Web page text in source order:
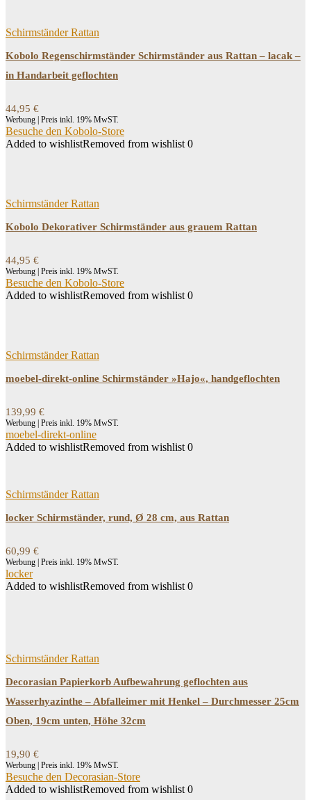
Schirmständer Rattan
Kobolo Regenschirmständer Schirmständer aus Rattan – lacak –
in Handarbeit geflochten
44,95 €
Werbung | Preis inkl. 19% MwST.
Besuche den Kobolo-Store
Added to wishlistRemoved from wishlist 0
Schirmständer Rattan
Kobolo Dekorativer Schirmständer aus grauem Rattan
44,95 €
Werbung | Preis inkl. 19% MwST.
Besuche den Kobolo-Store
Added to wishlistRemoved from wishlist 0
Schirmständer Rattan
moebel-direkt-online Schirmständer »Hajo«, handgeflochten
139,99 €
Werbung | Preis inkl. 19% MwST.
moebel-direkt-online
Added to wishlistRemoved from wishlist 0
Schirmständer Rattan
locker Schirmständer, rund, Ø 28 cm, aus Rattan
60,99 €
Werbung | Preis inkl. 19% MwST.
locker
Added to wishlistRemoved from wishlist 0
Schirmständer Rattan
Decorasian Papierkorb Aufbewahrung geflochten aus
Wasserhyazinthe – Abfalleimer mit Henkel – Durchmesser 25cm
Oben, 19cm unten, Höhe 32cm
19,90 €
Werbung | Preis inkl. 19% MwST.
Besuche den Decorasian-Store
Added to wishlistRemoved from wishlist 0